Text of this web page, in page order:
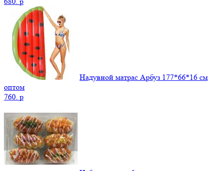
Надувной матрас Арбуз 177*66*16 см
оптом
760. p